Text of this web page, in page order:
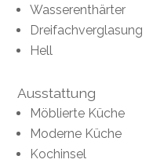
Wasserenthärter
Dreifachverglasung
Hell
Ausstattung
Möblierte Küche
Moderne Küche
Kochinsel